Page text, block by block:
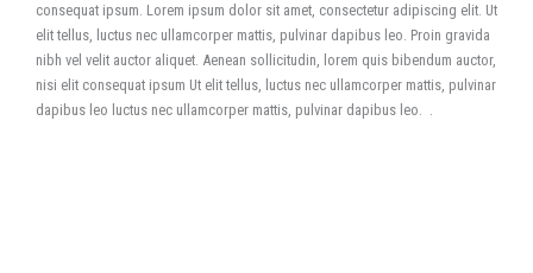
consequat ipsum. Lorem ipsum dolor sit amet, consectetur adipiscing elit. Ut
elit tellus, luctus nec ullamcorper mattis, pulvinar dapibus leo. Proin gravida
nibh vel velit auctor aliquet. Aenean sollicitudin, lorem quis bibendum auctor,
nisi elit consequat ipsum Ut elit tellus, luctus nec ullamcorper mattis, pulvinar
dapibus leo luctus nec ullamcorper mattis, pulvinar dapibus leo. .